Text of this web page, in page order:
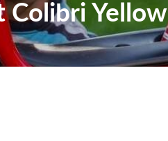
Colibri Yellow